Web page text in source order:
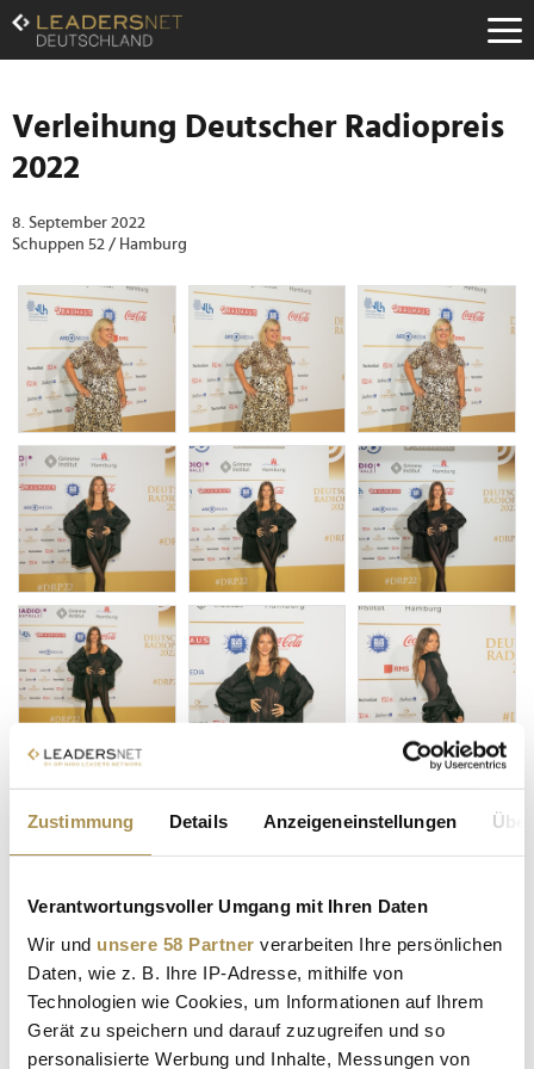
Zustimmung Details Anzeigeneinstellungen
Verantwortungsvoller Umgang mit Ihren Daten
Wir und unsere 58 Partner verarbeiten Ihre persönlichen
Daten, wie z. B. Ihre IP-Adresse, mithilfe von
Technologien wie Cookies, um Informationen auf Ihrem
Gerät zu speichern und darauf zuzugreifen und so
personalisierte Werbung und Inhalte, Messungen von
Zum
Inhalt
Zur
Navigation
Zur
Hauptnavigation
Verleihung Deutscher Radiopreis
2022
8. September 2022
Schuppen 52 / Hamburg